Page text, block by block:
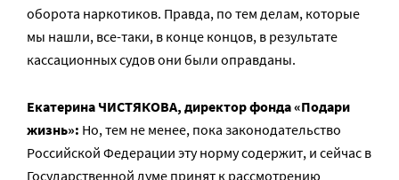
оборота наркотиков. Правда, по тем делам, которые
мы нашли, все-таки, в конце концов, в результате
кассационных судов они были оправданы.
Екатерина ЧИСТЯКОВА, директор фонда «Подари
жизнь»: Но, тем не менее, пока законодательство
Российской Федерации эту норму содержит, и сейчас в
Государственной думе принят к рассмотрению